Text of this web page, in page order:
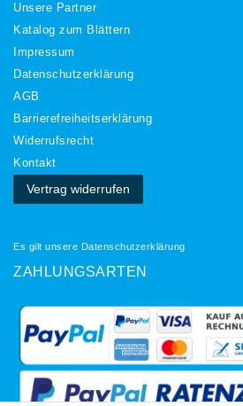
Unsere Partner
Katalog zum Blättern
Impressum
Daten­schutz­erklärung
AGB
Barrierefreiheitserklärung
Widerrufs­recht
Kontakt
Vertrag widerrufen
Es gilt unsere Datenschutzerklärung
ZAHLUNGSARTEN